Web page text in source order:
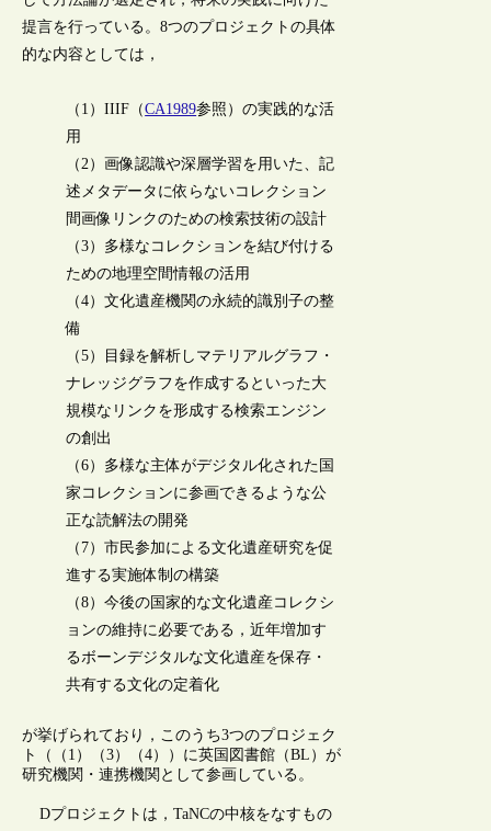
提言を行っている。8つのプロジェクトの具体
的な内容としては，
（1）IIIF（CA1989参照）の実践的な活
用
（2）画像認識や深層学習を用いた、記
述メタデータに依らないコレクション
間画像リンクのための検索技術の設計
（3）多様なコレクションを結び付ける
ための地理空間情報の活用
（4）文化遺産機関の永続的識別子の整
備
（5）目録を解析しマテリアルグラフ・
ナレッジグラフを作成するといった大
規模なリンクを形成する検索エンジン
の創出
（6）多様な主体がデジタル化された国
家コレクションに参画できるような公
正な読解法の開発
（7）市民参加による文化遺産研究を促
進する実施体制の構築
（8）今後の国家的な文化遺産コレクシ
ョンの維持に必要である，近年増加す
るボーンデジタルな文化遺産を保存・
共有する文化の定着化
が挙げられており，このうち3つのプロジェク
ト（（1）（3）（4））に英国図書館（BL）が
研究機関・連携機関として参画している。
Dプロジェクトは，TaNCの中核をなすもの